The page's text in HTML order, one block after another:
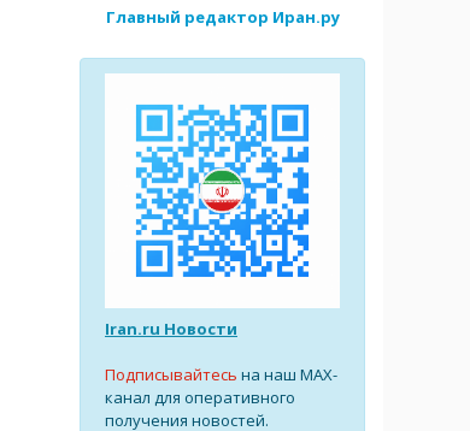
Главный редактор Иран.ру
Iran.ru Новости
Подписывайтесь на наш MAX-
канал для оперативного
получения новостей.